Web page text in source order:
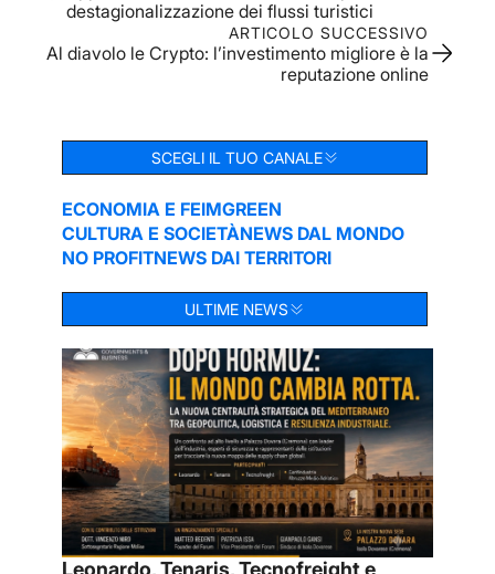
destagionalizzazione dei flussi turistici
ARTICOLO SUCCESSIVO
Al diavolo le Crypto: l’investimento migliore è la
reputazione online
SCEGLI IL TUO CANALE
ECONOMIA E FEIMGREEN
CULTURA E SOCIETÀNEWS DAL MONDO
NO PROFITNEWS DAI TERRITORI
ULTIME NEWS
Leonardo, Tenaris, Tecnofreight e